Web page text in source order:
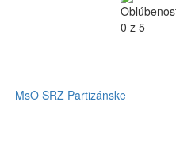
MsO SRZ Partizánske